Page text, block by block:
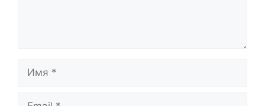
Имя
Email